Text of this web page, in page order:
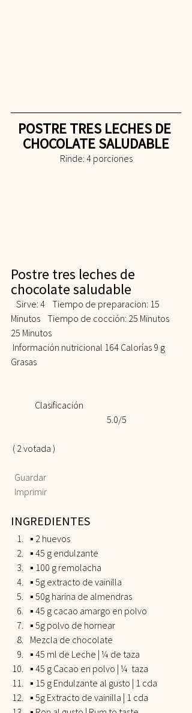
POSTRE TRES LECHES DE
CHOCOLATE SALUDABLE
Rinde: 4 porciones
Postre tres leches de
chocolate saludable
Minutos    Tiempo de cocción: 25 Minutos
25 Minutos
Grasas
				5.0/5
( 2 votada )
Guardar
Imprimir
INGREDIENTES
▪️ 2 huevos
▪️ 45 g endulzante
▪️ 100 g remolacha
▪️ 5g extracto de vainilla
▪️ 50g harina de almendras
▪️ 45 g cacao amargo en polvo
▪️ 5g polvo de hornear
Mezcla de chocolate
▪️ 45 ml de Leche | ¼ de taza
▪️ 45 g Cacao en polvo | ¼  taza
▪️ 15 g Endulzante al gusto | 1 cda
▪️ 5g Extracto de vainilla | 1 cda